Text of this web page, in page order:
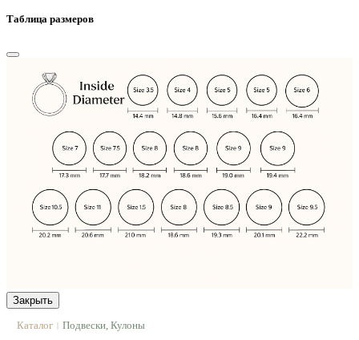
Таблица размеров
Закрыть
Каталог | Подвески, Кулоны